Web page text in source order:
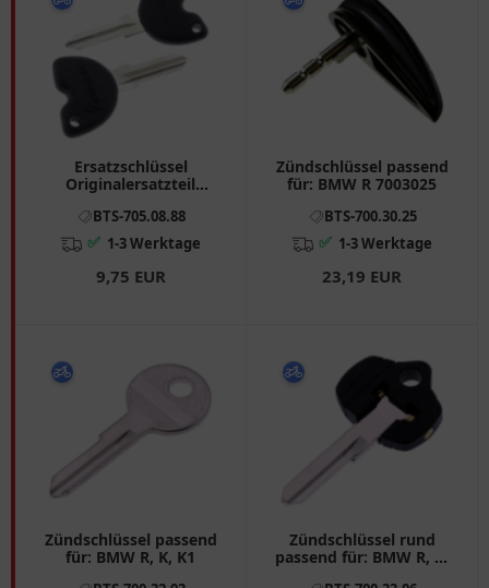
Ersatzschlüssel
Originalersatzteil
ET2
BTS-705.08.88
✅ 1-3 Werktage
9,75 EUR
Zündschlüssel passend
für: BMW R 7003025
BTS-700.30.25
✅ 1-3 Werktage
23,19 EUR
Zündschlüssel passend
für: BMW R, K, K1
Zündschlüssel rund
passend für: BMW R, K,